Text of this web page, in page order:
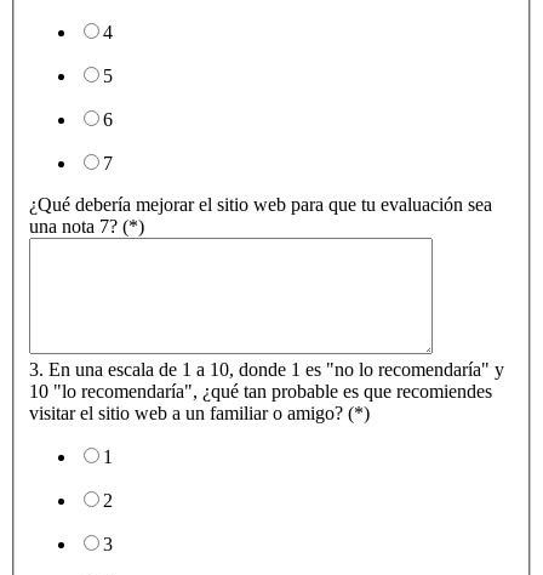
4
5
6
7
¿Qué debería mejorar el sitio web para que tu evaluación sea
una nota 7? (*)
3. En una escala de 1 a 10, donde 1 es "no lo recomendaría" y
10 "lo recomendaría", ¿qué tan probable es que recomiendes
visitar el sitio web a un familiar o amigo? (*)
1
2
3